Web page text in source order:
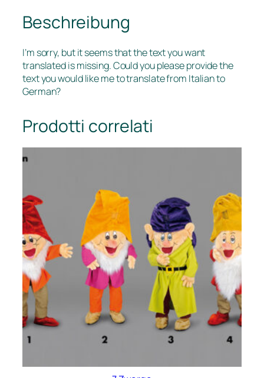
Beschreibung
I’m sorry, but it seems that the text you want
translated is missing. Could you please provide the
text you would like me to translate from Italian to
German?
Prodotti correlati